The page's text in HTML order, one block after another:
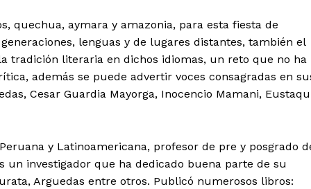
quechua, aymara y amazonia, para esta fiesta de
lenguas y de lugares distantes, también el
tradición literaria en dichos idiomas, un reto que no ha
además se puede advertir voces consagradas en
Cesar Guardia Mayorga, Inocencio Mamani,
y Latinoamericana, profesor de pre y posgrado
un investigador que ha dedicado buena parte de su
Arguedas entre otros. Publicó numerosos libros: